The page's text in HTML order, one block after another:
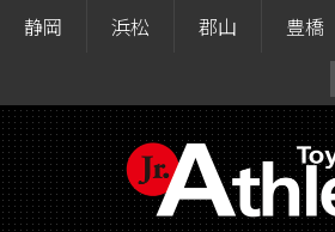
静岡 浜松 郡山 豊橋